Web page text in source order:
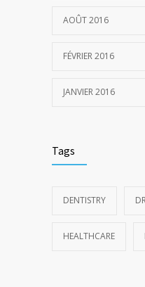
AOÛT 2016
FÉVRIER 2016
JANVIER 2016
Tags
DENTISTRY
HEALTHCARE